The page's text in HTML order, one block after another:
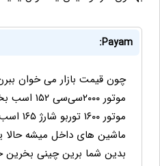
Payam:
چون قیمت بازار می خوان ببرن
موتور
ماشین های داخل میشه حالا
بدین شما برین چینی